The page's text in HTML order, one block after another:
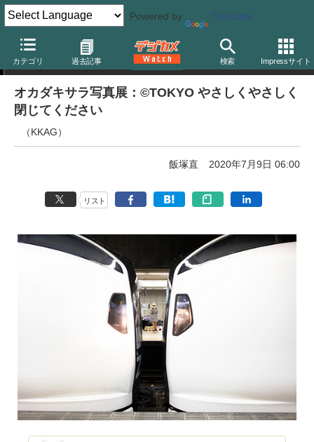
Powered by Translate
カテゴリ 過去記事 検索 Impressサイト
写真展告知
オカダキサラ写真展：©TOKYO やさしくやさしく
閉じてください
（KKAG）
飯塚直 2020年7月9日 06:00
リスト